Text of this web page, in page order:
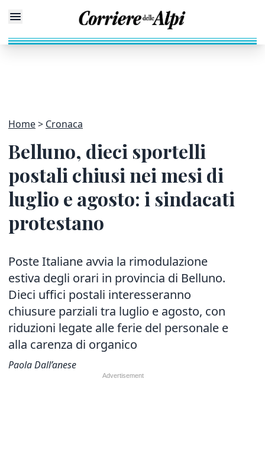
Home Cronaca
Belluno, dieci sportelli
postali chiusi nei mesi di
luglio e agosto: i sindacati
protestano
Poste Italiane avvia la rimodulazione
estiva degli orari in provincia di Belluno.
Dieci uffici postali interesseranno
chiusure parziali tra luglio e agosto, con
riduzioni legate alle ferie del personale e
alla carenza di organico
Paola Dall’anese